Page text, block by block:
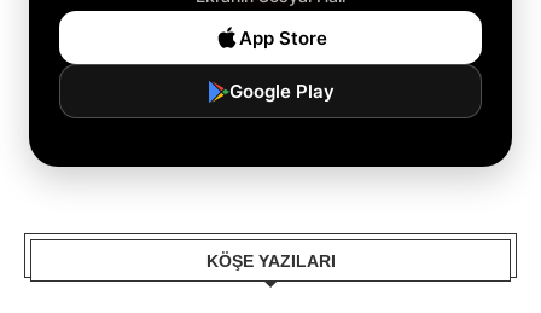
App Store
Google Play
KÖŞE YAZILARI